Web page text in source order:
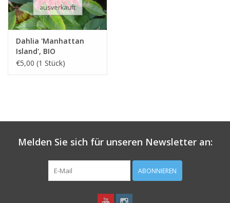
ausverkauft
Dahlia 'Manhattan
Island', BIO
€5,00 (1 Stück)
Melden Sie sich für unseren Newsletter an:
ABONNIEREN